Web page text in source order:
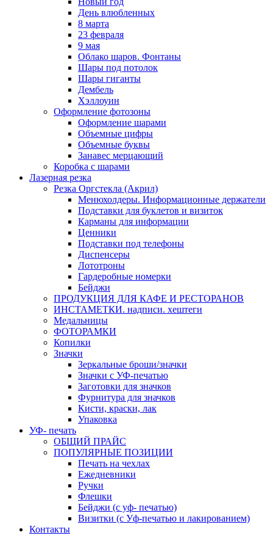
День влюбленных
8 марта
23 февраля
9 мая
Облако шаров. Фонтаны
Шары под потолок
Шары гиганты
Дембель
Хэллоуин
Оформление фотозоны
Оформление шарами
Объемные цифры
Объемные буквы
Занавес мерцающий
Коробка с шарами
Лазерная резка
Резка Оргстекла (Акрил)
Менюхолдеры. Информационные держатели
Подставки для буклетов и визиток
Карманы для информации
Ценники
Подставки под телефоны
Диспенсеры
Лототроны
Гардеробные номерки
Бейджи
ПРОДУКЦИЯ ДЛЯ КАФЕ И РЕСТОРАНОВ
ИНСТАМЕТКИ. надписи. хештеги
Медальницы
ФОТОРАМКИ
Копилки
Значки
Зеркальные броши/значки
Значки с УФ-печатью
Заготовки для значков
Фурнитура для значков
Кисти, краски, лак
Упаковка
УФ- печать
ОБЩИЙ ПРАЙС
ПОПУЛЯРНЫЕ ПОЗИЦИИ
Печать на чехлах
Ежедневники
Ручки
Флешки
Бейджи (с уф- печатью)
Визитки (с Уф-печатью и лакированием)
Контакты